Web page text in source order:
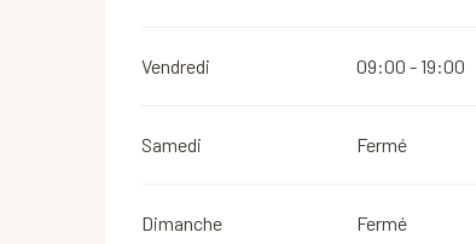
Vendredi 09:00 - 19:00
Samedi Fermé
Dimanche Fermé